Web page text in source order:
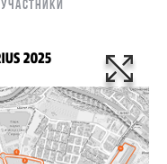
Участники